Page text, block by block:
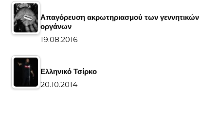
Απαγόρευση ακρωτηριασμού των γεννητικών
οργάνων
19.08.2016
Ελληνικό Τσίρκο
20.10.2014